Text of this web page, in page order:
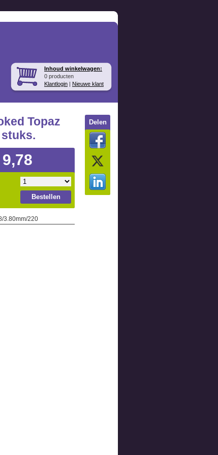
Inhoud winkelwagen:
0 producten
Klantlogin | Nieuwe klant
Topaz
stuks.
Bestellen
3.80mm/220
Delen